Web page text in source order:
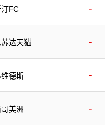
FC -
苏达天猫 -
德斯 -
美洲 -